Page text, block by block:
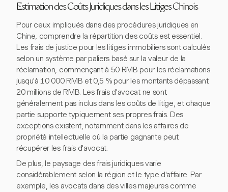
Estimation des Coûts Juridiques dans les Litiges Chinois
Pour ceux impliqués dans des procédures juridiques en
Chine, comprendre la répartition des coûts est essentiel.
Les frais de justice pour les litiges immobiliers sont calculés
selon un système par paliers basé sur la valeur de la
réclamation, commençant à 50 RMB pour les réclamations
jusqu'à 10 000 RMB et 0,5 % pour les montants dépassant
20 millions de RMB. Les frais d'avocat ne sont
généralement pas inclus dans les coûts de litige, et chaque
partie supporte typiquement ses propres frais. Des
exceptions existent, notamment dans les affaires de
propriété intellectuelle où la partie gagnante peut
récupérer les frais d'avocat.
De plus, le paysage des frais juridiques varie
considérablement selon la région et le type d'affaire. Par
exemple, les avocats dans des villes majeures comme